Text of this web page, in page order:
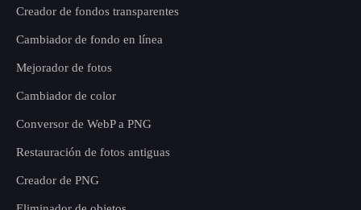
Creador de fondos transparentes
Cambiador de fondo en línea
Mejorador de fotos
Cambiador de color
Conversor de WebP a PNG
Restauración de fotos antiguas
Creador de PNG